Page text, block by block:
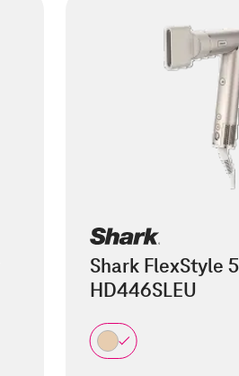
Shark FlexStyle
HD446SLEU